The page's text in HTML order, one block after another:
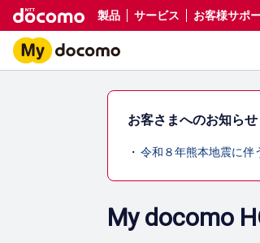
製品 サービス お客様サポ
お客さまへのお知らせ
令和８年熊本地震に伴
My docomo